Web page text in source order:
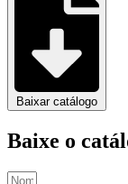
Baixar catálogo
Baixe o